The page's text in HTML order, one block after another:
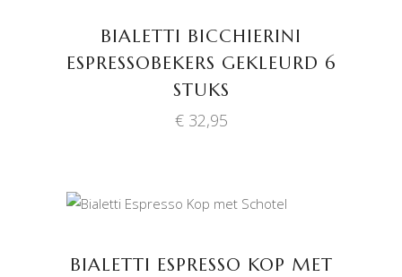
BIALETTI BICCHIERINI
ESPRESSOBEKERS GEKLEURD 6
STUKS
€32,95
BIALETTI ESPRESSO KOP MET